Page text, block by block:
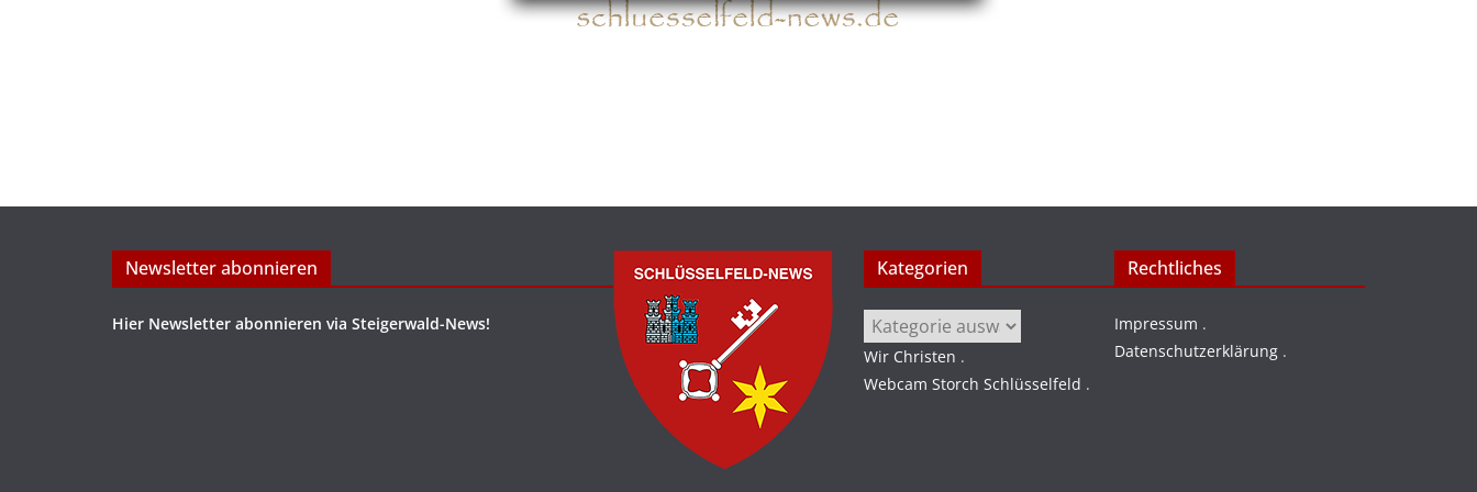
Newsletter abonnieren
Hier Newsletter abonnieren via Steigerwald-News!
Kategorien
Kategorien
Wir Christen .
Webcam Storch Schlüsselfeld .
Rechtliches
Impressum .
Datenschutzerklärung .